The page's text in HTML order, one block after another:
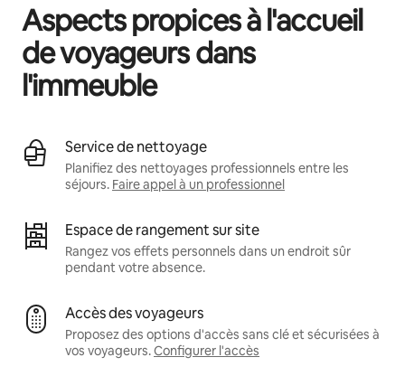
Aspects propices à l'accueil
de voyageurs dans
l'immeuble
Service de nettoyage
Planifiez des nettoyages professionnels entre les
séjours. Faire appel à un professionnel
Espace de rangement sur site
Rangez vos effets personnels dans un endroit sûr
pendant votre absence.
Accès des voyageurs
Proposez des options d'accès sans clé et sécurisées à
vos voyageurs.Configurer l'accès